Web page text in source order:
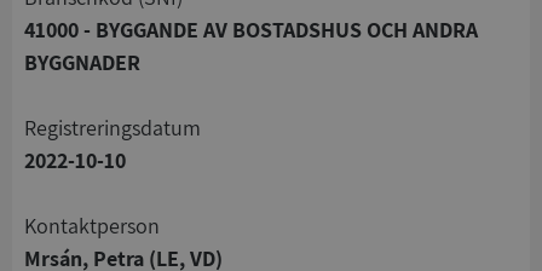
41000 - BYGGANDE AV BOSTADSHUS OCH ANDRA
BYGGNADER
registreringsdatum
2022-10-10
Kontaktperson
Mrsán, Petra (LE, VD)